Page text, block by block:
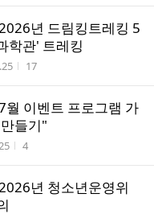
년 드림킹트레킹 5
학관' 트레킹
간 조회수
17
이벤트 프로그램 가
들기"
조회수
4
년 청소년운영위